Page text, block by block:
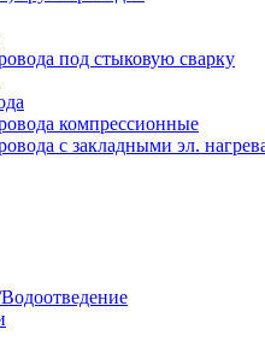
под стыковую сварку
компрессионные
с закладными эл.